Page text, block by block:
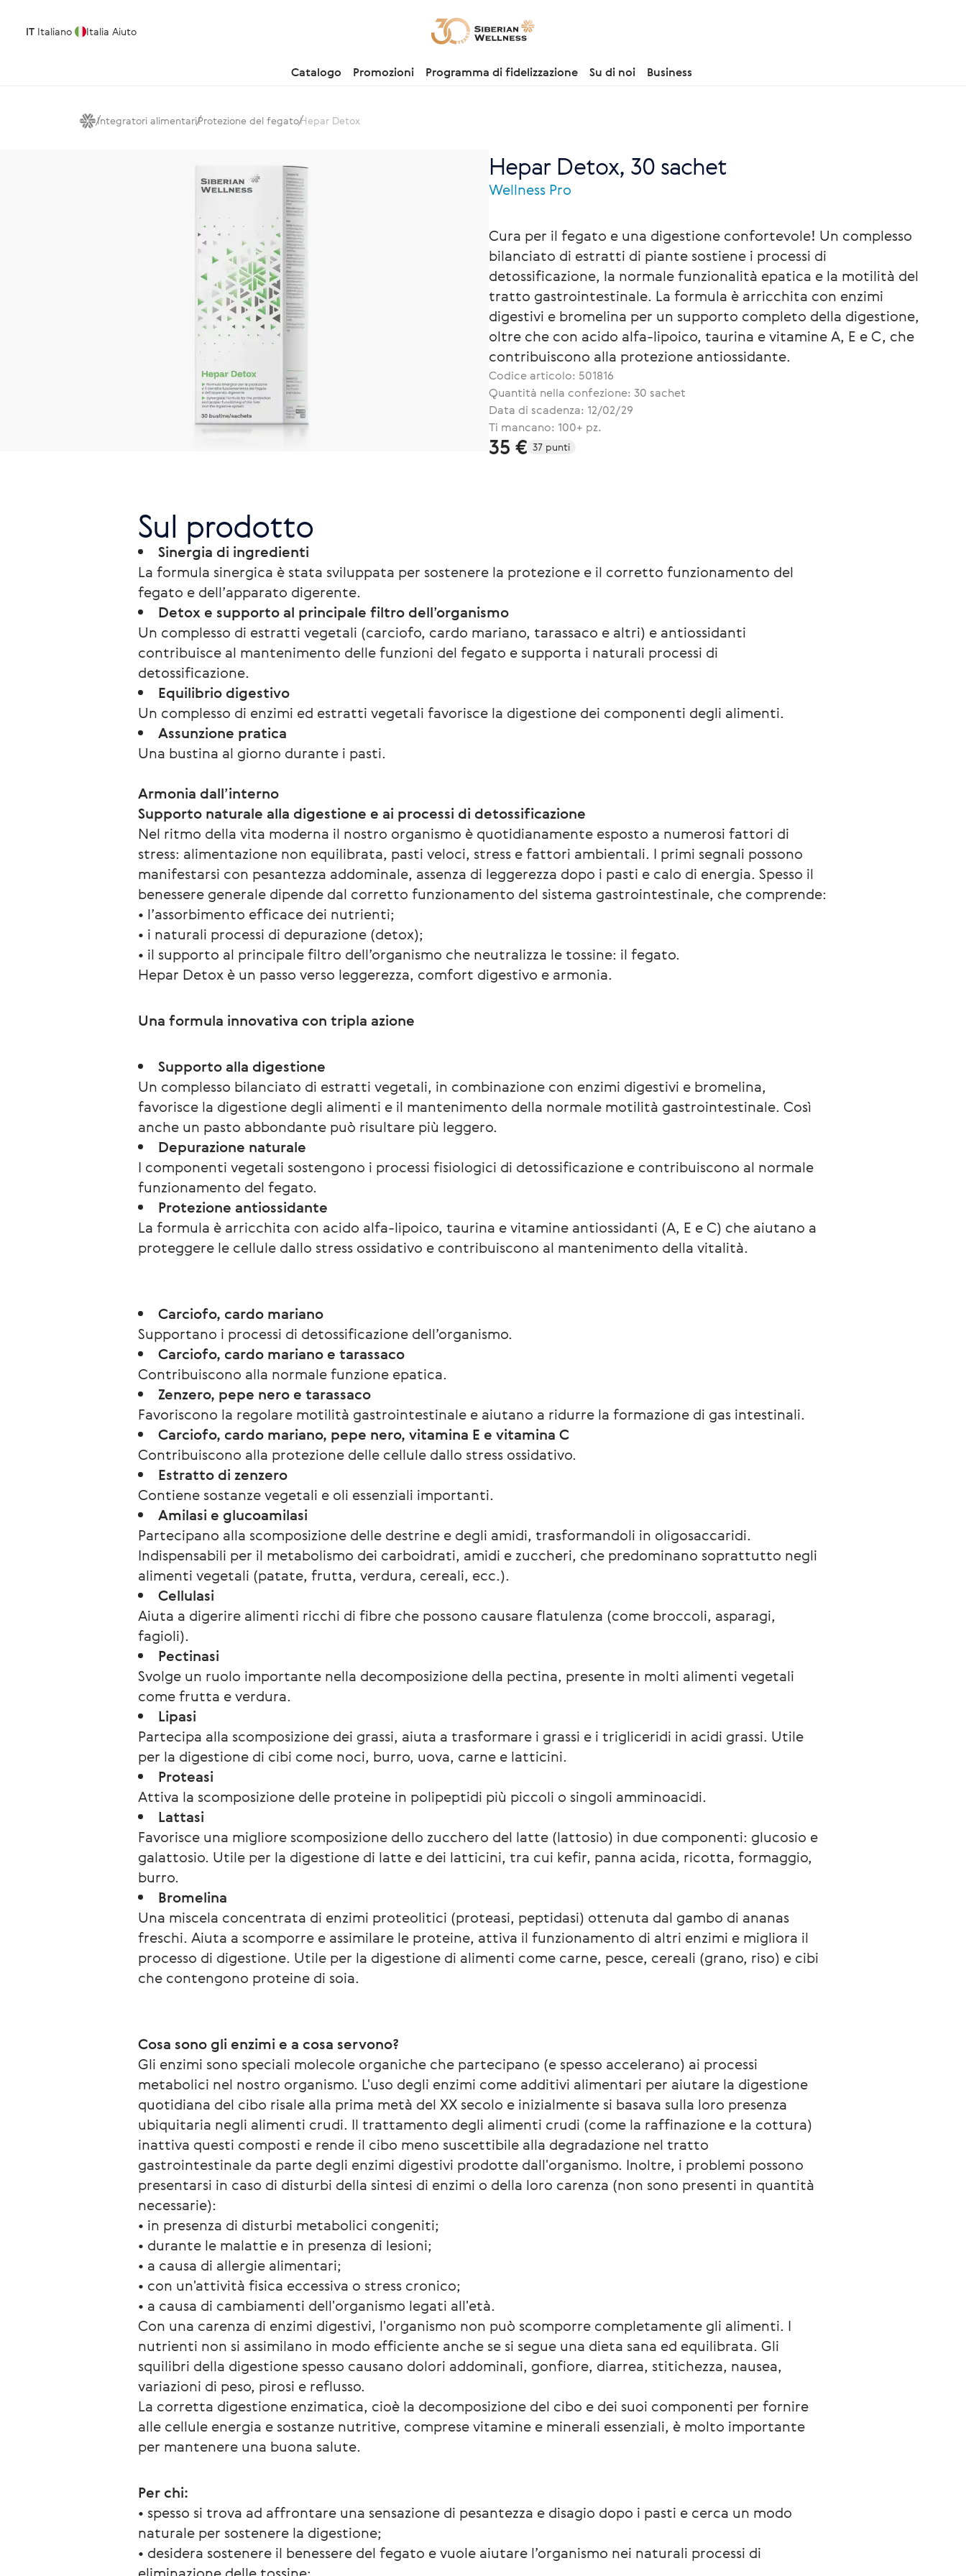
IT Italiano Italia Aiuto
Catalogo Promozioni Programma di fidelizzazione Su di noi Business
Integratori alimentariProtezione del fegatoHepar Detox
Hepar Detox, 30 sachet
Wellness Pro
Cura per il fegato e una digestione confortevole! Un complesso
bilanciato di estratti di piante sostiene i processi di
detossificazione, la normale funzionalità epatica e la motilità del
tratto gastrointestinale. La formula è arricchita con enzimi
digestivi e bromelina per un supporto completo della digestione,
oltre che con acido alfa-lipoico, taurina e vitamine A, E e C, che
contribuiscono alla protezione antiossidante.
Codice articolo: 501816
Quantità nella confezione: 30 sachet
Data di scadenza: 12/02/29
Ti mancano: 100+ pz.
35 € 37 punti
Sul prodotto
Sinergia di ingredienti
La formula sinergica è stata sviluppata per sostenere la protezione e il corretto funzionamento del
fegato e dell’apparato digerente.
Detox e supporto al principale filtro dell’organismo
Un complesso di estratti vegetali (carciofo, cardo mariano, tarassaco e altri) e antiossidanti
contribuisce al mantenimento delle funzioni del fegato e supporta i naturali processi di
detossificazione.
Equilibrio digestivo
Un complesso di enzimi ed estratti vegetali favorisce la digestione dei componenti degli alimenti.
Assunzione pratica
Una bustina al giorno durante i pasti.
Armonia dall’interno
Supporto naturale alla digestione e ai processi di detossificazione
Nel ritmo della vita moderna il nostro organismo è quotidianamente esposto a numerosi fattori di
stress: alimentazione non equilibrata, pasti veloci, stress e fattori ambientali. I primi segnali possono
manifestarsi con pesantezza addominale, assenza di leggerezza dopo i pasti e calo di energia. Spesso il
benessere generale dipende dal corretto funzionamento del sistema gastrointestinale, che comprende:
• l’assorbimento efficace dei nutrienti;
• i naturali processi di depurazione (detox);
• il supporto al principale filtro dell’organismo che neutralizza le tossine: il fegato.
Hepar Detox è un passo verso leggerezza, comfort digestivo e armonia.
Una formula innovativa con tripla azione
Supporto alla digestione
Un complesso bilanciato di estratti vegetali, in combinazione con enzimi digestivi e bromelina,
favorisce la digestione degli alimenti e il mantenimento della normale motilità gastrointestinale. Così
anche un pasto abbondante può risultare più leggero.
Depurazione naturale
I componenti vegetali sostengono i processi fisiologici di detossificazione e contribuiscono al normale
funzionamento del fegato.
Protezione antiossidante
La formula è arricchita con acido alfa-lipoico, taurina e vitamine antiossidanti (A, E e C) che aiutano a
proteggere le cellule dallo stress ossidativo e contribuiscono al mantenimento della vitalità.
Carciofo, cardo mariano
Supportano i processi di detossificazione dell’organismo.
Carciofo, cardo mariano e tarassaco
Contribuiscono alla normale funzione epatica.
Zenzero, pepe nero e tarassaco
Favoriscono la regolare motilità gastrointestinale e aiutano a ridurre la formazione di gas intestinali.
Carciofo, cardo mariano, pepe nero, vitamina E e vitamina C
Contribuiscono alla protezione delle cellule dallo stress ossidativo.
Estratto di zenzero
Contiene sostanze vegetali e oli essenziali importanti.
Amilasi e glucoamilasi
Partecipano alla scomposizione delle destrine e degli amidi, trasformandoli in oligosaccaridi.
Indispensabili per il metabolismo dei carboidrati, amidi e zuccheri, che predominano soprattutto negli
alimenti vegetali (patate, frutta, verdura, cereali, ecc.).
Cellulasi
Aiuta a digerire alimenti ricchi di fibre che possono causare flatulenza (come broccoli, asparagi,
fagioli).
Pectinasi
Svolge un ruolo importante nella decomposizione della pectina, presente in molti alimenti vegetali
come frutta e verdura.
Lipasi
Partecipa alla scomposizione dei grassi, aiuta a trasformare i grassi e i trigliceridi in acidi grassi. Utile
per la digestione di cibi come noci, burro, uova, carne e latticini.
Proteasi
Attiva la scomposizione delle proteine ​​in polipeptidi più piccoli o singoli amminoacidi.
Lattasi
Favorisce una migliore scomposizione dello zucchero del latte (lattosio) in due componenti: glucosio e
galattosio. Utile per la digestione di latte e dei latticini, tra cui kefir, panna acida, ricotta, formaggio,
burro.
Bromelina
Una miscela concentrata di enzimi proteolitici (proteasi, peptidasi) ottenuta dal gambo di ananas
freschi. Aiuta a scomporre e assimilare le proteine, attiva il funzionamento di altri enzimi e migliora il
processo di digestione. Utile per la digestione di alimenti come carne, pesce, cereali (grano, riso) e cibi
che contengono proteine ​​di soia.
Cosa sono gli enzimi e a cosa servono?
Gli enzimi sono speciali molecole organiche che partecipano (e spesso accelerano) ai processi
metabolici nel nostro organismo. L'uso degli enzimi come additivi alimentari per aiutare la digestione
quotidiana del cibo risale alla prima metà del XX secolo e inizialmente si basava sulla loro presenza
ubiquitaria negli alimenti crudi. Il trattamento degli alimenti crudi (come la raffinazione e la cottura)
inattiva questi composti e rende il cibo meno suscettibile alla degradazione nel tratto
gastrointestinale da parte degli enzimi digestivi prodotte dall'organismo. Inoltre, i problemi possono
presentarsi in caso di disturbi della sintesi di enzimi o della loro carenza (non sono presenti in quantità
necessarie):
• in presenza di disturbi metabolici congeniti;
• durante le malattie e in presenza di lesioni;
• a causa di allergie alimentari;
• con un'attività fisica eccessiva o stress cronico;
• a causa di cambiamenti dell'organismo legati all'età.
Con una carenza di enzimi digestivi, l'organismo non può scomporre completamente gli alimenti. I
nutrienti non si assimilano in modo efficiente anche se si segue una dieta sana ed equilibrata. Gli
squilibri della digestione spesso causano dolori addominali, gonfiore, diarrea, stitichezza, nausea,
variazioni di peso, pirosi e reflusso.
La corretta digestione enzimatica, cioè la decomposizione del cibo e dei suoi componenti per fornire
alle cellule energia e sostanze nutritive, comprese vitamine e minerali essenziali, è molto importante
per mantenere una buona salute.
Per chi:
• spesso si trova ad affrontare una sensazione di pesantezza e disagio dopo i pasti e cerca un modo
naturale per sostenere la digestione;
• desidera sostenere il benessere del fegato e vuole aiutare l’organismo nei naturali processi di